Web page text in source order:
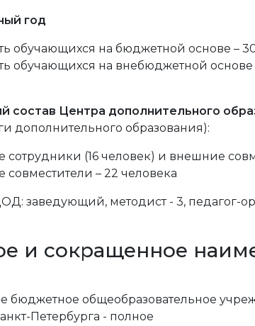
год
обучающихся на бюджетной основе –
обучающихся на внебюджетной основе
состав Центра дополнительного
дополнительного образования):
сотрудники (16 человек) и внешние
совместители – 22 человека
заведующий, методист - 3, педагог-
и сокращенное
бюджетное общеобразовательное
Петербурга - полное